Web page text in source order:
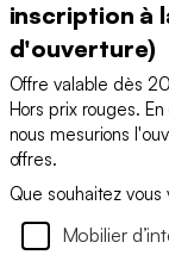
inscription à
d'ouverture)
Offre valable dès
Hors prix rouges.
nous mesurions
offres.
Que souhaitez vous
Mobilier